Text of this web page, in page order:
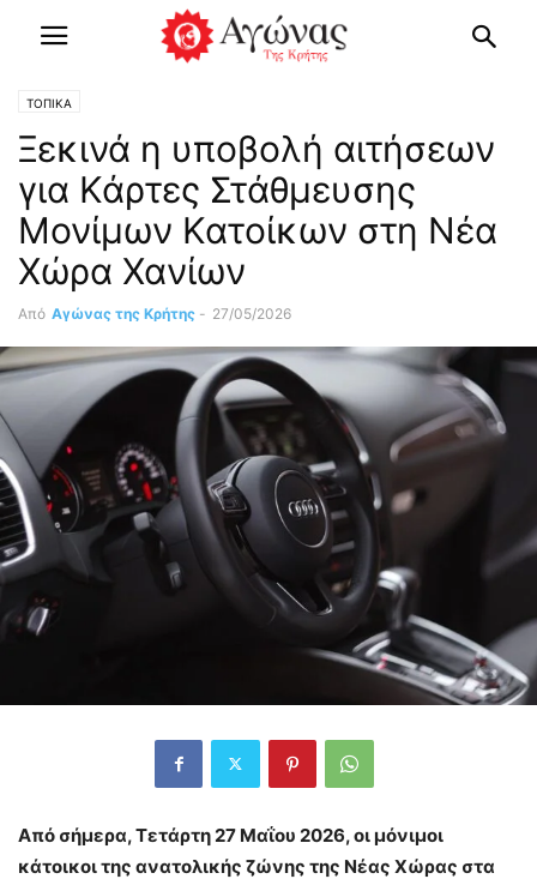
ΤΟΠΙΚΑ
Ξεκινά η υποβολή αιτήσεων
για Κάρτες Στάθμευσης
Μονίμων Κατοίκων στη Νέα
Χώρα Χανίων
Από Αγώνας της Κρήτης - 27/05/2026
Από σήμερα, Τετάρτη 27 Μαΐου 2026, οι μόνιμοι
κάτοικοι της ανατολικής ζώνης της Νέας Χώρας στα